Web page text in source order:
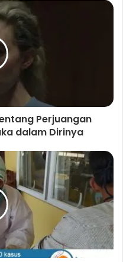
Perjuangan
dalam Dirinya